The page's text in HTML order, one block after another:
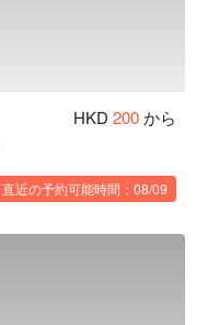
HKD 200から
直近の予約可能時間：08/09